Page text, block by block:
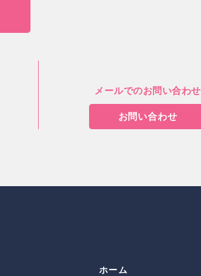
メールでのお問い合わせ
お問い合わせ
ホーム